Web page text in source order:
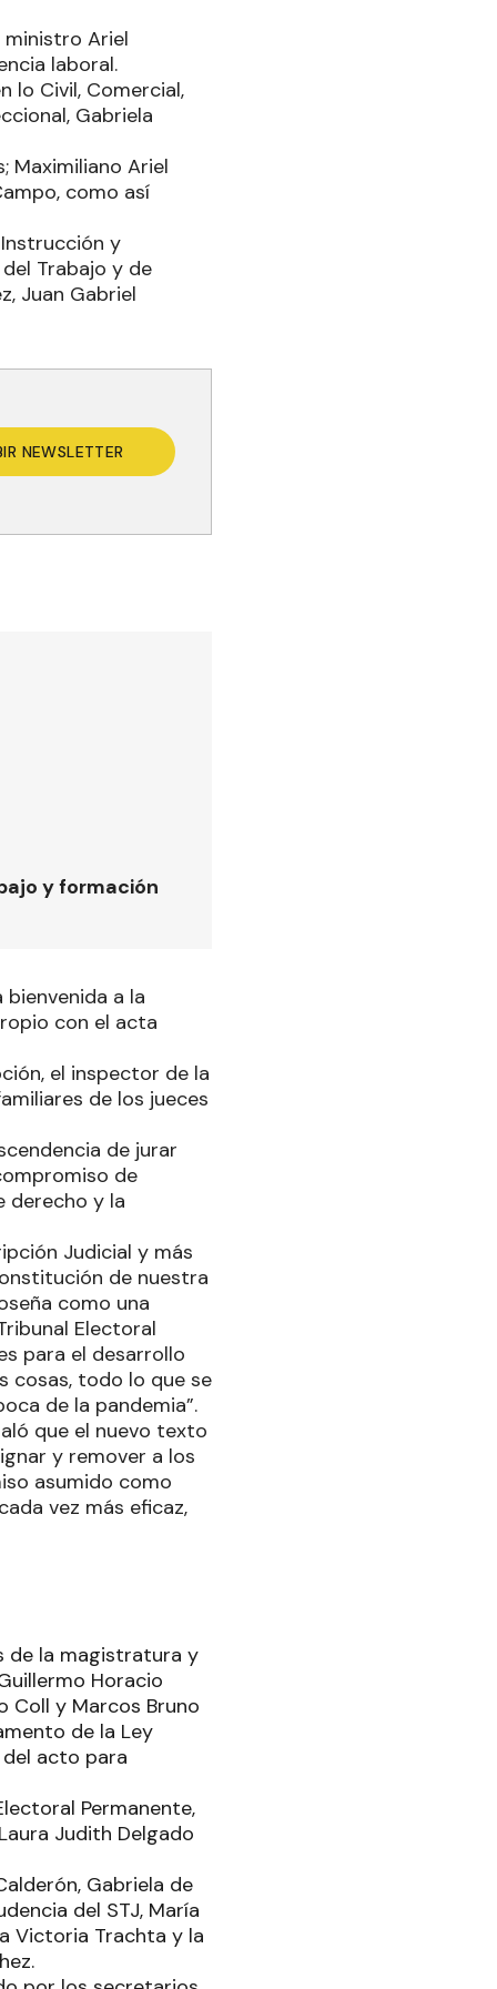
Ariel
laboral.
lo Civil, Comercial,
Gabriela
Maximiliano Ariel
como así
y
Trabajo y de
Juan Gabriel
NEWSLETTER
y formación
a la
con el acta
el inspector de la
de los jueces
de jurar
de
derecho y la
Judicial y más
de nuestra
como una
Electoral
para el desarrollo
cosas, todo lo que se
de la pandemia”.
que el nuevo texto
y remover a los
asumido como
vez más eficaz,
de la magistratura y
Horacio
Coll y Marcos Bruno
de la Ley
del acto para
Permanente,
Judith Delgado
Gabriela de
del STJ, María
Victoria Trachta y la